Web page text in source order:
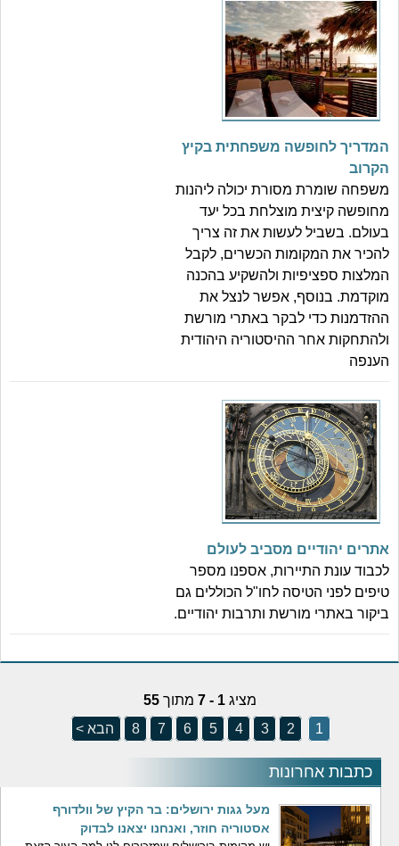
כתבות אחרונות
מעל גגות ירושלים: בר הקיץ של וולדורף
אסטוריה חוזר, ואנחנו יצאנו לבדוק
המדריך לחופשה משפחתית בקיץ
הקרוב
משפחה שומרת מסורת יכולה ליהנות
מחופשה קיצית מוצלחת בכל יעד
בעולם. בשביל לעשות את זה צריך
להכיר את המקומות הכשרים, לקבל
המלצות ספציפיות ולהשקיע בהכנה
מוקדמת. בנוסף, אפשר לנצל את
ההזדמנות כדי לבקר באתרי מורשת
ולהתחקות אחר ההיסטוריה היהודית
הענפה
אתרים יהודיים מסביב לעולם
לכבוד עונת התיירות, אספנו מספר
טיפים לפני הטיסה לחו"ל הכוללים גם
ביקור באתרי מורשת ותרבות יהודיים.
מציג1 - 7 מתוך55
1
2
3
4
5
6
7
8 הבא >